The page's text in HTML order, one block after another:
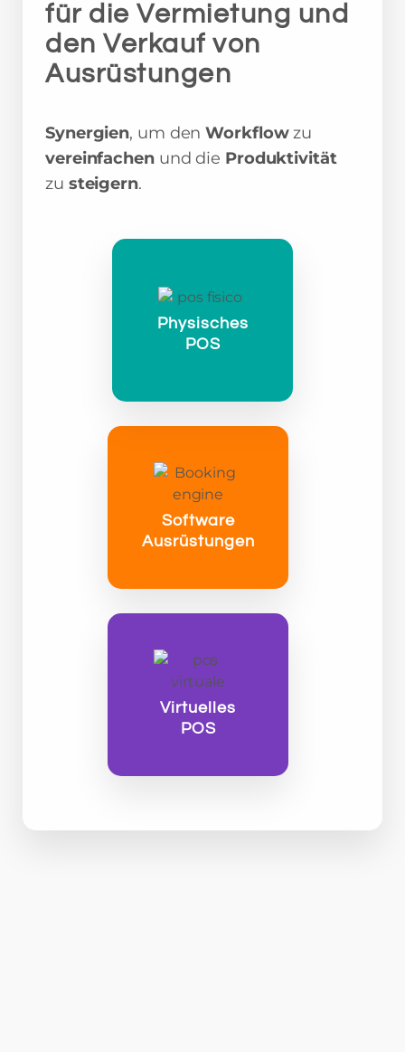
Software
Ausrüstungen
Virtuelles
POS
Physisches
POS
für die Vermietung und
den Verkauf von
Ausrüstungen
Synergien, um denWorkflowzu
vereinfachen und die Produktivität
zu steigern.